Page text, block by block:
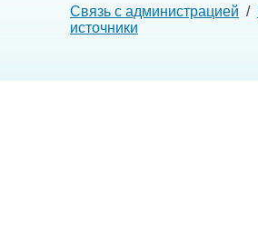
Связь с администрацией /
источники